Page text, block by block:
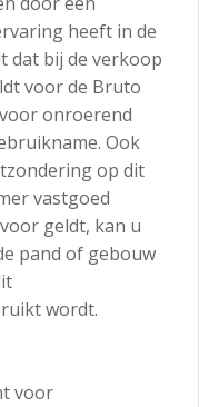
heeft in de
dat bij de verkoop
voor de Bruto
onroerend
Ook
op dit
vastgoed
geldt, kan u
pand of gebouw
wordt.
voor